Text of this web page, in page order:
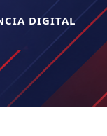
DIGITAL